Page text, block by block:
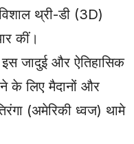
थ्री-डी (3D)
कीं।
इस जादुई और ऐतिहासिक
के लिए मैदानों और
(अमेरिकी ध्वज) थामे